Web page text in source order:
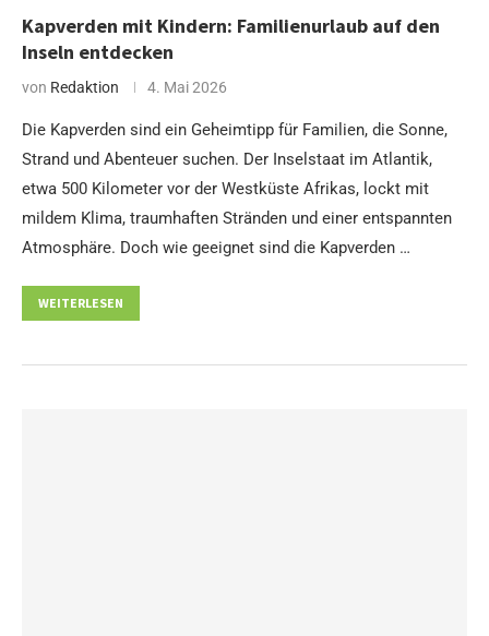
Kapverden mit Kindern: Familienurlaub auf den
Inseln entdecken
von Redaktion 4. Mai 2026
Die Kapverden sind ein Geheimtipp für Familien, die Sonne,
Strand und Abenteuer suchen. Der Inselstaat im Atlantik,
etwa 500 Kilometer vor der Westküste Afrikas, lockt mit
mildem Klima, traumhaften Stränden und einer entspannten
Atmosphäre. Doch wie geeignet sind die Kapverden …
WEITERLESEN